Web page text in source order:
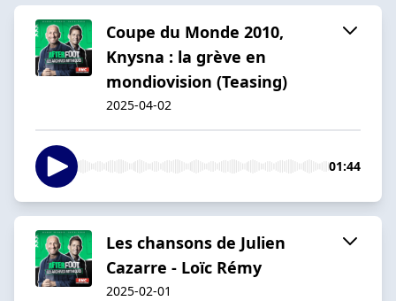
Coupe du Monde 2010,
Knysna : la grève en
mondiovision (Teasing)
2025-04-02
01:44
Les chansons de Julien
Cazarre - Loïc Rémy
2025-02-01